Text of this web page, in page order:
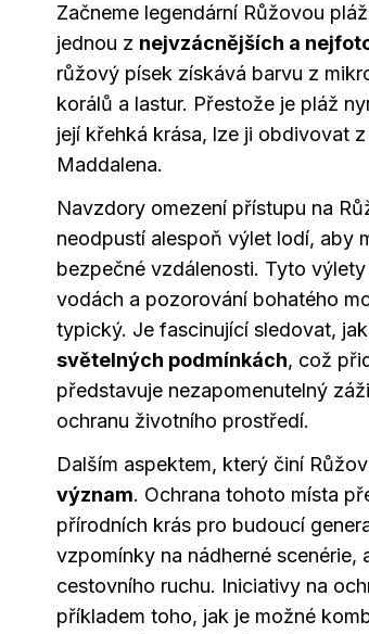
Začneme legendární Růžovou
jednou z nejvzácnějších a
růžový písek získává barvu z
korálů a lastur. Přestože je pláž
její křehká krása, lze ji obdivovat
Maddalena.
Navzdory omezení přístupu na
neodpustí alespoň výlet lodí, aby
bezpečné vzdálenosti. Tyto
vodách a pozorování bohatého
typický. Je fascinující sledovat,
světelných podmínkách, což
představuje nezapomenutelný
ochranu životního prostředí.
Dalším aspektem, který činí
význam. Ochrana tohoto místa
přírodních krás pro budoucí
vzpomínky na nádherné
cestovního ruchu. Iniciativy na
příkladem toho, jak je možné